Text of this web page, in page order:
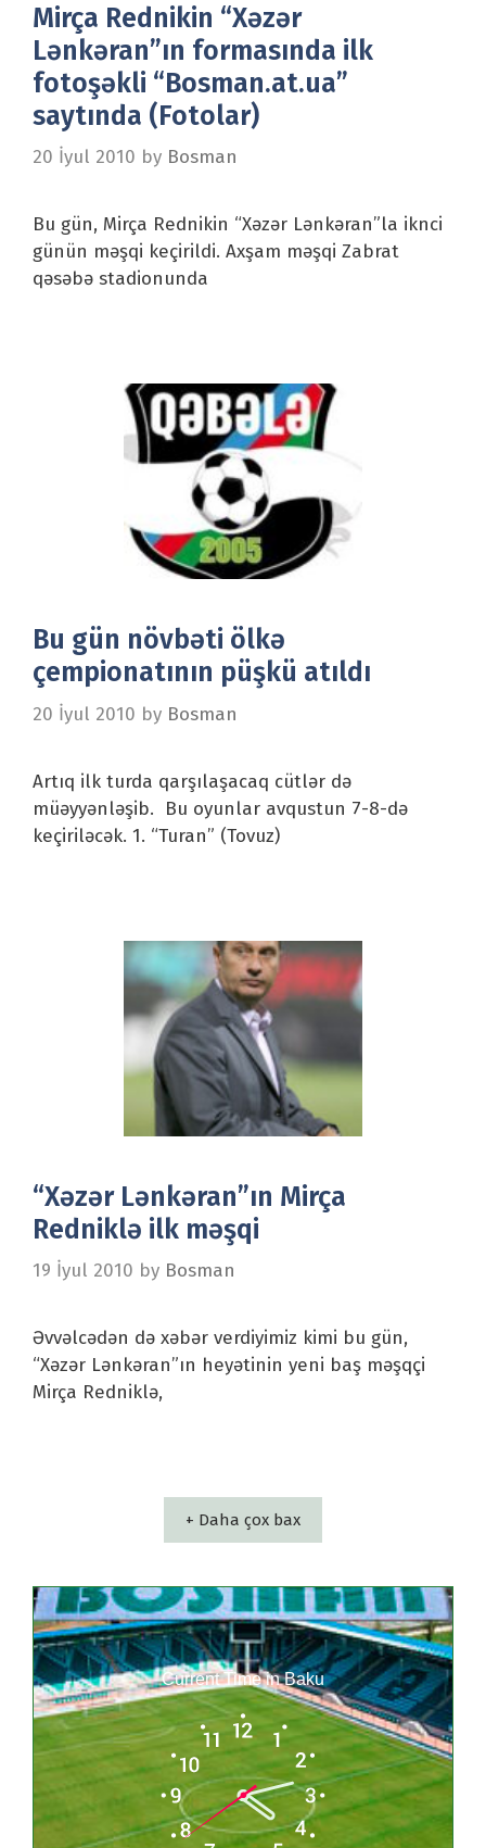
Mirça Rednikin “Xəzər
Lənkəran”ın formasında ilk
fotoşəkli “Bosman.at.ua”
saytında (Fotolar)
20 İyul 2010 by Bosman
Bu gün, Mirça Rednikin “Xəzər Lənkəran”la iknci
günün məşqi keçirildi. Axşam məşqi Zabrat
qəsəbə stadionunda
Bu gün növbəti ölkə
çempionatının püşkü atıldı
20 İyul 2010 by Bosman
Artıq ilk turda qarşılaşacaq cütlər də
müəyyənləşib. Bu oyunlar avqustun 7-8-də
keçiriləcək. 1. “Turan” (Tovuz)
“Xəzər Lənkəran”ın Mirça
Redniklə ilk məşqi
19 İyul 2010 by Bosman
Əvvəlcədən də xəbər verdiyimiz kimi bu gün,
“Xəzər Lənkəran”ın heyətinin yeni baş məşqçi
Mirça Redniklə,
+ Daha çox bax
Current Time in Baku